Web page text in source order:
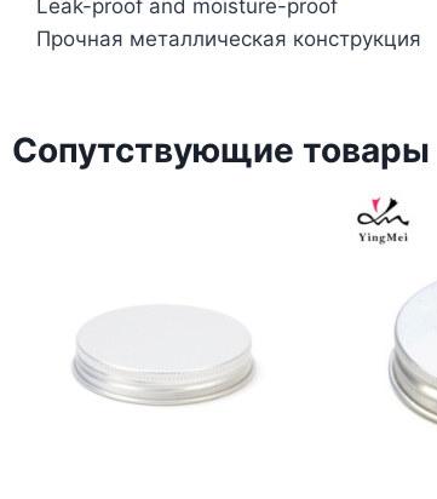
Leak-proof and moisture-proof
Прочная металлическая конструкция
Сопутствующие товары